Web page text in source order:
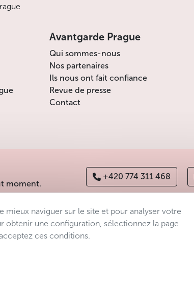
Avantgarde Prague
Qui sommes-nous
Nos partenaires
Ils nous ont fait confiance
Revue de presse
Contact
moment.
+420 774 311 468
Manage consent Sitemap
naviguer sur le site et pour analyser votre
obtenir une configuration, sélectionnez la page
ces conditions.